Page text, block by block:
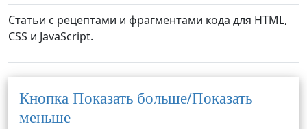
Статьи с рецептами и фрагментами кода для HTML,
CSS и JavaScript.
Кнопка Показать больше/Показать
меньше